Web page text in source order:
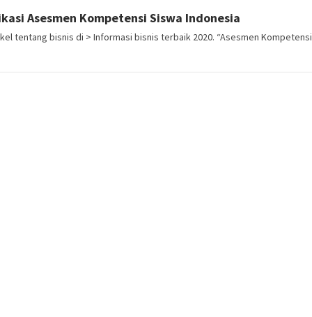
Asesmen Kompetensi Siswa Indonesia
tentang bisnis di > Informasi bisnis terbaik 2020. “Asesmen Kompetensi